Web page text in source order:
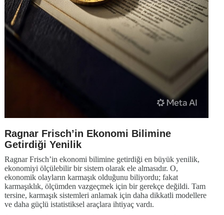
Ragnar Frisch’in Ekonomi Bilimine
Getirdiği Yenilik
Ragnar Frisch’in ekonomi bilimine getirdiği en büyük yenilik,
ekonomiyi ölçülebilir bir sistem olarak ele almasıdır. O,
ekonomik olayların karmaşık olduğunu biliyordu; fakat
karmaşıklık, ölçümden vazgeçmek için bir gerekçe değildi. Tam
tersine, karmaşık sistemleri anlamak için daha dikkatli modellere
ve daha güçlü istatistiksel araçlara ihtiyaç vardı.